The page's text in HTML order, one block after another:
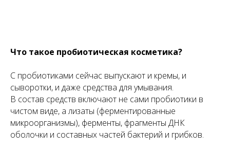
Что такое пробиотическая косметика?
С пробиотиками сейчас выпускают и кремы, и
сыворотки, и даже средства для умывания.
В состав средств включают не сами пробиотики в
чистом виде, а лизаты (ферментированные
микроорганизмы), ферменты, фрагменты ДНК
оболочки и составных частей бактерий и грибков.